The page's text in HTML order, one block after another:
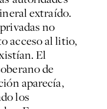
extraído.
no
acceso al litio,
El
de
aparecía,
los